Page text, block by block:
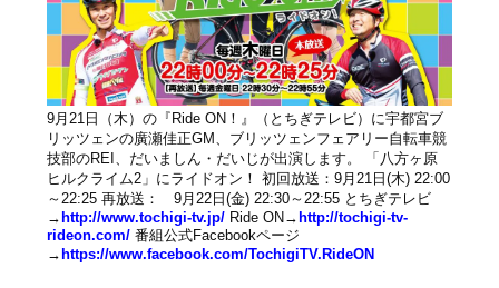
9月21日（木）の『Ride ON！』（とちぎテレビ）に宇都宮ブ
リッツェンの廣瀬佳正GM、ブリッツェンフェアリー自転車競
技部のREI、だいましん・だいじが出演します。 「八方ヶ原
ヒルクライム2」にライドオン！ 初回放送：9月21日(木) 22:00
～22:25 再放送： 9月22日(金) 22:30～22:55 とちぎテレビ
→ http://www.tochigi-tv.jp/ Ride ON→ http://tochigi-tv-
rideon.com/ 番組公式Facebookページ
→ https://www.facebook.com/TochigiTV.RideON